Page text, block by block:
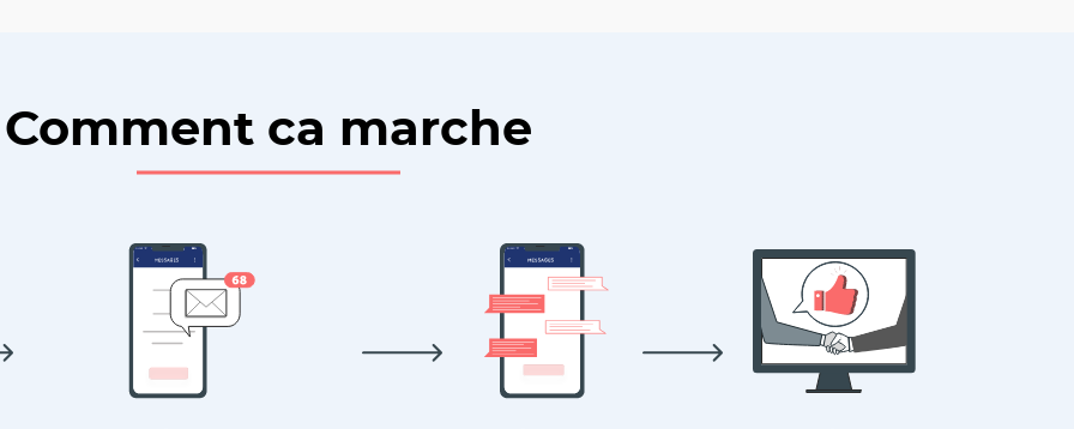
Comment ca marche